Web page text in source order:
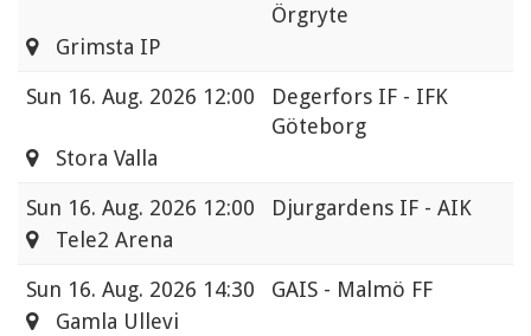
Örgryte
Grimsta IP
Sun 16. Aug. 2026 12:00
Degerfors IF - IFK
Göteborg
Stora Valla
Sun 16. Aug. 2026 12:00
Djurgardens IF - AIK
Tele2 Arena
Sun 16. Aug. 2026 14:30
GAIS - Malmö FF
Gamla Ullevi